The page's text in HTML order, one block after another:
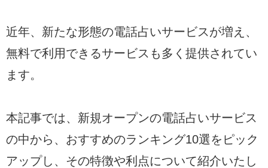
近年、新たな形態の電話占いサービスが増え、
無料で利用できるサービスも多く提供されてい
ます。
本記事では、新規オープンの電話占いサービス
の中から、おすすめのランキング10選をピック
アップし、その特徴や利点について紹介いたし